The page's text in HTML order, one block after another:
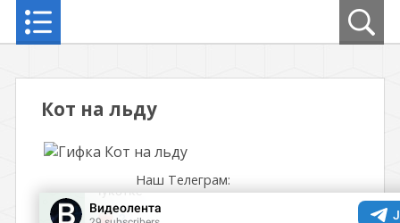
Кот на льду
Наш Телеграм: